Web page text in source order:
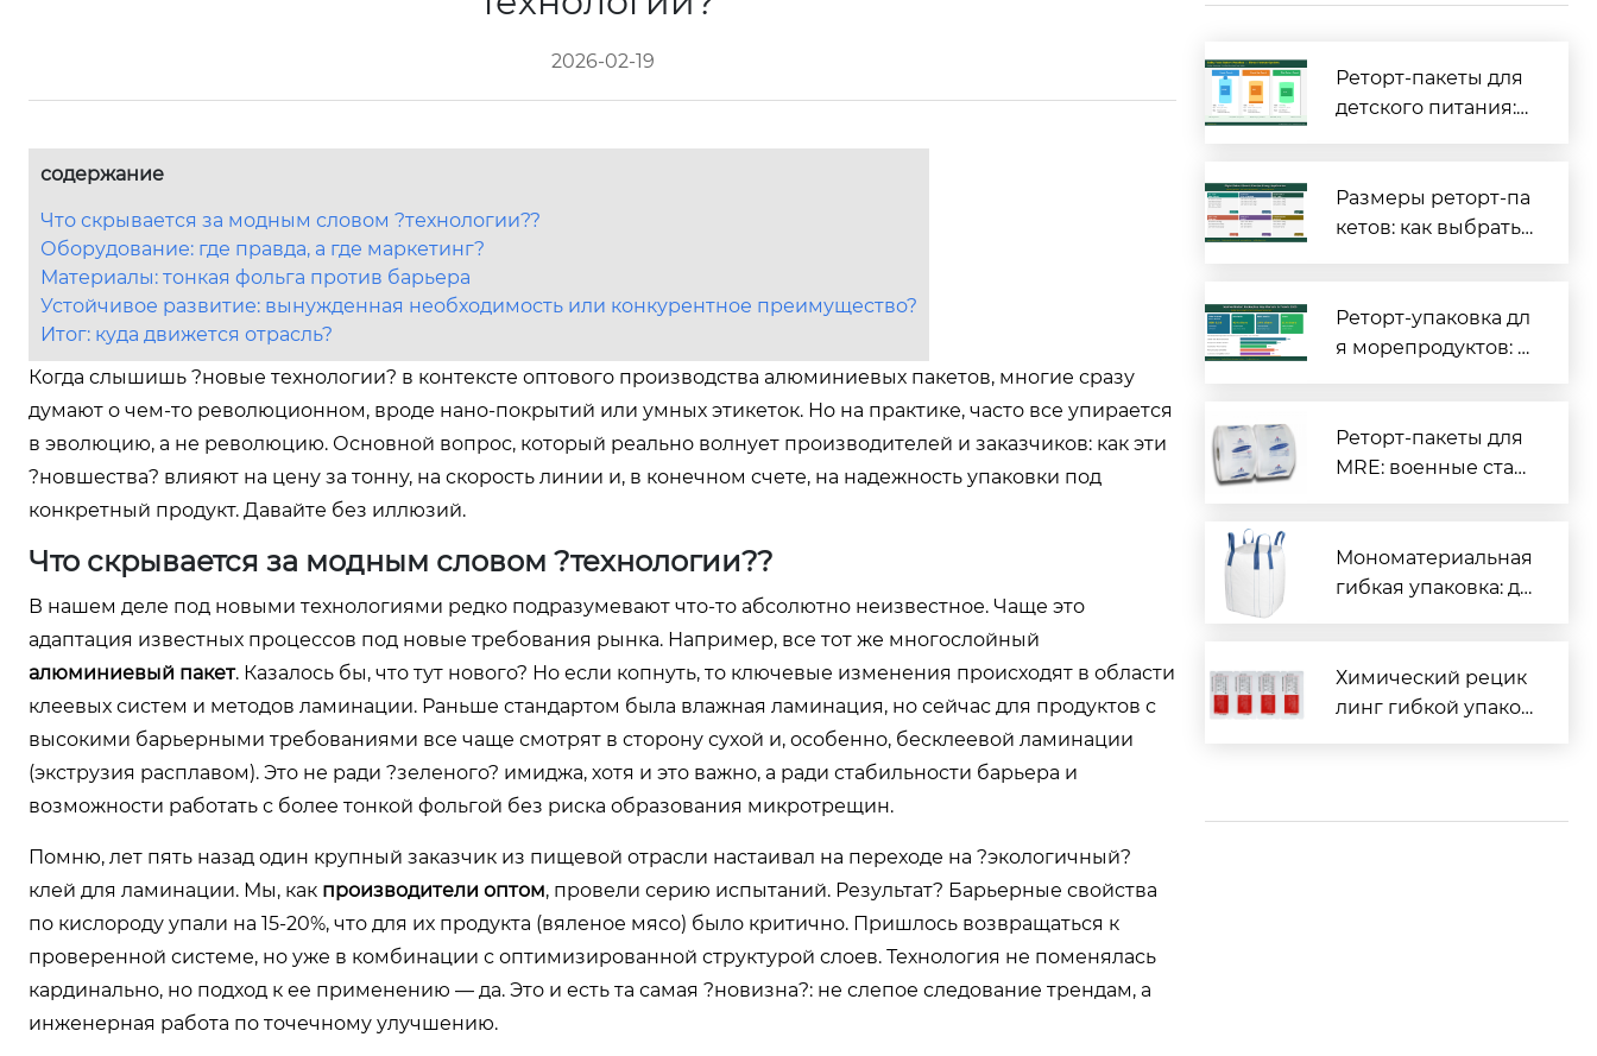
2026-02-19
содержание
Что скрывается за модным словом ?технологии??
Оборудование: где правда, а где маркетинг?
Материалы: тонкая фольга против барьера
Устойчивое развитие: вынужденная необходимость или конкурентное преимущество?
Итог: куда движется отрасль?
Когда слышишь ?новые технологии? в контексте оптового производства алюминиевых пакетов, многие сразу
думают о чем-то революционном, вроде нано-покрытий или умных этикеток. Но на практике, часто все упирается
в эволюцию, а не революцию. Основной вопрос, который реально волнует производителей и заказчиков: как эти
?новшества? влияют на цену за тонну, на скорость линии и, в конечном счете, на надежность упаковки под
конкретный продукт. Давайте без иллюзий.
Что скрывается за модным словом ?технологии??
В нашем деле под новыми технологиями редко подразумевают что-то абсолютно неизвестное. Чаще это
адаптация известных процессов под новые требования рынка. Например, все тот же многослойный
алюминиевый пакет. Казалось бы, что тут нового? Но если копнуть, то ключевые изменения происходят в области
клеевых систем и методов ламинации. Раньше стандартом была влажная ламинация, но сейчас для продуктов с
высокими барьерными требованиями все чаще смотрят в сторону сухой и, особенно, бесклеевой ламинации
(экструзия расплавом). Это не ради ?зеленого? имиджа, хотя и это важно, а ради стабильности барьера и
возможности работать с более тонкой фольгой без риска образования микротрещин.
Помню, лет пять назад один крупный заказчик из пищевой отрасли настаивал на переходе на ?экологичный?
клей для ламинации. Мы, как производители оптом, провели серию испытаний. Результат? Барьерные свойства
по кислороду упали на 15-20%, что для их продукта (вяленое мясо) было критично. Пришлось возвращаться к
проверенной системе, но уже в комбинации с оптимизированной структурой слоев. Технология не поменялась
кардинально, но подход к ее применению — да. Это и есть та самая ?новизна?: не слепое следование трендам, а
инженерная работа по точечному улучшению.
Реторт-пакеты для
детского питания:
и соответствию тре
бованиям [2026]
Размеры реторт-па
кетов: как выбрать
одукта
Реторт-упаковка дл
я морепродуктов: п
и морской продукц
ии
Реторт-пакеты для
MRE: военные стан
Мономатериальная
гибкая упаковка: де
аркетинговая конц
епция?
Химический рецик
линг гибкой упаков